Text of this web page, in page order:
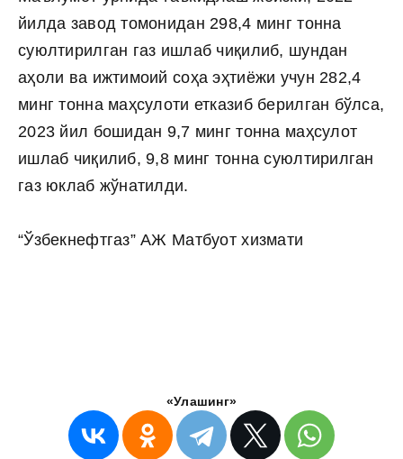
йилда завод томонидан 298,4 минг тонна
суюлтирилган газ ишлаб чиқилиб, шундан
аҳоли ва ижтимоий соҳа эҳтиёжи учун 282,4
минг тонна маҳсулоти етказиб берилган бўлса,
2023 йил бошидан 9,7 минг тонна маҳсулот
ишлаб чиқилиб, 9,8 минг тонна суюлтирилган
газ юклаб жўнатилди.
“Ўзбекнефтгаз” АЖ Матбуот хизмати
«Улашинг»